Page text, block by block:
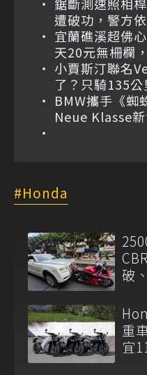
遭破功，警方
宜蘭礁溪超佛
天20元無柵欄
小賈斯汀聯名
了？只騎135
BMW攜手《
Neue Klasse
Honda
破
重
宜